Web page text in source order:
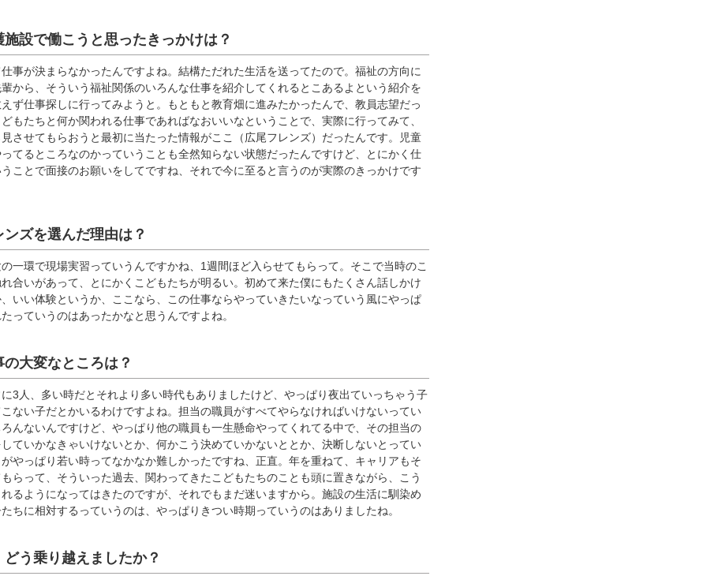
施設で働こうと思ったきっかけは？
事が決まらなかったんですよね。結構ただれた生活を送ってたので。福祉の方向に
から、そういう福祉関係のいろんな仕事を紹介してくれるとこあるよという紹介を
ず仕事探しに行ってみようと。もともと教育畑に進みたかったんで、教員志望だっ
もたちと何か関われる仕事であればなおいいなということで、実際に行ってみて、
させてもらおうと最初に当たった情報がここ（広尾フレンズ）だったんです。児童
てるところなのかっていうことも全然知らない状態だったんですけど、とにかく仕
ことで面接のお願いをしてですね、それで今に至ると言うのが実際のきっかけです
ンズを選んだ理由は？
一環で現場実習っていうんですかね、1週間ほど入らせてもらって。そこで当時のこ
合いがあって、とにかくこどもたちが明るい。初めて来た僕にもたくさん話しかけ
いい体験というか、ここなら、この仕事ならやっていきたいなっていう風にやっぱ
っていうのはあったかなと思うんですよね。
大変なところは？
3人、多い時だとそれより多い時代もありましたけど、やっぱり夜出ていっちゃう子
ない子だとかいるわけですよね。担当の職員がすべてやらなければいけないってい
んないんですけど、やっぱり他の職員も一生懸命やってくれてる中で、その担当の
ていかなきゃいけないとか、何かこう決めていかないととか、決断しないとってい
やっぱり若い時ってなかなか難しかったですね、正直。年を重ねて、キャリアもそ
らって、そういった過去、関わってきたこどもたちのことも頭に置きながら、こう
るようになってはきたのですが、それでもまだ迷いますから。施設の生活に馴染め
ちに相対するっていうのは、やっぱりきつい時期っていうのはありましたね。
どう乗り越えましたか？